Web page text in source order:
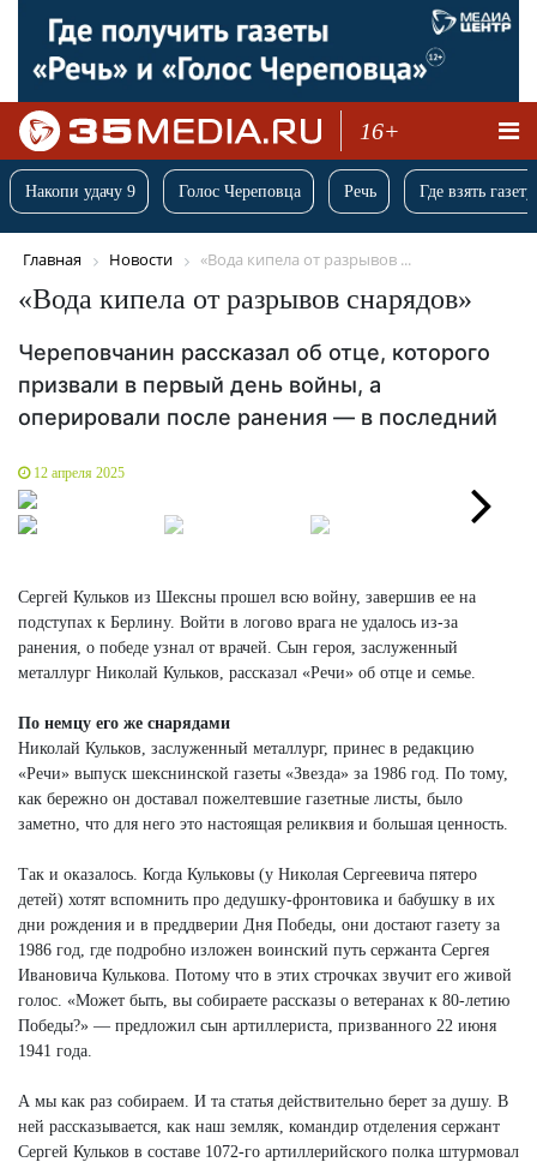
16+
Накопи удачу 9 Голос Череповца Речь Где взять
Главная Новости «Вода кипела от разрывов ...
«Вода кипела от разрывов снарядов»
Череповчанин рассказал об отце, которого
призвали в первый день войны, а
оперировали после ранения — в последний
12 апреля 2025
Сергей Кульков из Шексны прошел всю войну, завершив ее на
подступах к Берлину. Войти в логово врага не удалось из-за
ранения, о победе узнал от врачей. Сын героя, заслуженный
металлург Николай Кульков, рассказал «Речи» об отце и семье.
По немцу его же снарядами
Николай Кульков, заслуженный металлург, принес в редакцию
«Речи» выпуск шекснинской газеты «Звезда» за 1986 год. По тому,
как бережно он доставал пожелтевшие газетные листы, было
заметно, что для него это настоящая реликвия и большая ценность.
Так и оказалось. Когда Кульковы (у Николая Сергеевича пятеро
детей) хотят вспомнить про дедушку-фронтовика и бабушку в их
дни рождения и в преддверии Дня Победы, они достают газету за
1986 год, где подробно изложен воинский путь сержанта Сергея
Ивановича Кулькова. Потому что в этих строчках звучит его живой
голос. «Может быть, вы собираете рассказы о ветеранах к 80-летию
Победы?» — предложил сын артиллериста, призванного 22 июня
1941 года.
А мы как раз собираем. И та статья действительно берет за душу. В
ней рассказывается, как наш земляк, командир отделения сержант
Сергей Кульков в составе 1072-го артиллерийского полка штурмовал